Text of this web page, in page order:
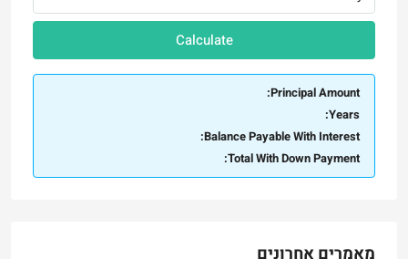
Calculate
Years:
Balance Payable With Interest:
Total With Down Payment: